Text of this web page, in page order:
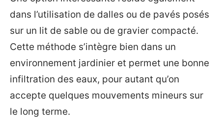
dans l’utilisation de dalles ou de pavés posés
sur un lit de sable ou de gravier compacté.
Cette méthode s’intègre bien dans un
environnement jardinier et permet une bonne
infiltration des eaux, pour autant qu’on
accepte quelques mouvements mineurs sur
le long terme.